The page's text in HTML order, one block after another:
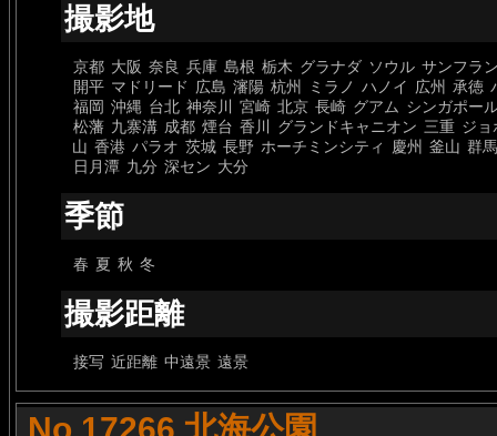
撮影地
京都 大阪 奈良 兵庫 島根 栃木 グラナダ ソウル サンフラ
開平 マドリード 広島 瀋陽 杭州 ミラノ ハノイ 広州 承徳
福岡 沖縄 台北 神奈川 宮崎 北京 長崎 グアム シンガポー
松藩 九寨溝 成都 煙台 香川 グランドキャニオン 三重 ジョ
山 香港 パラオ 茨城 長野 ホーチミンシティ 慶州 釜山 群馬
日月潭 九分 深セン 大分
季節
春 夏 秋 冬
撮影距離
接写 近距離 中遠景 遠景